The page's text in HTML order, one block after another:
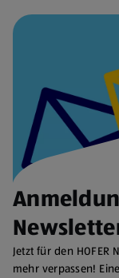
Jetzt für den
mehr verpassen!